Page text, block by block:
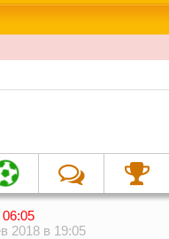
06:05
2018 в 19:05